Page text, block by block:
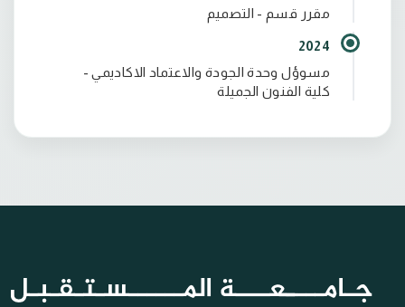
مقرر قسم - التصميم
2024
مسوؤل وحدة الجودة والاعتماد الاكاديمي -
كلية الفنون الجميلة